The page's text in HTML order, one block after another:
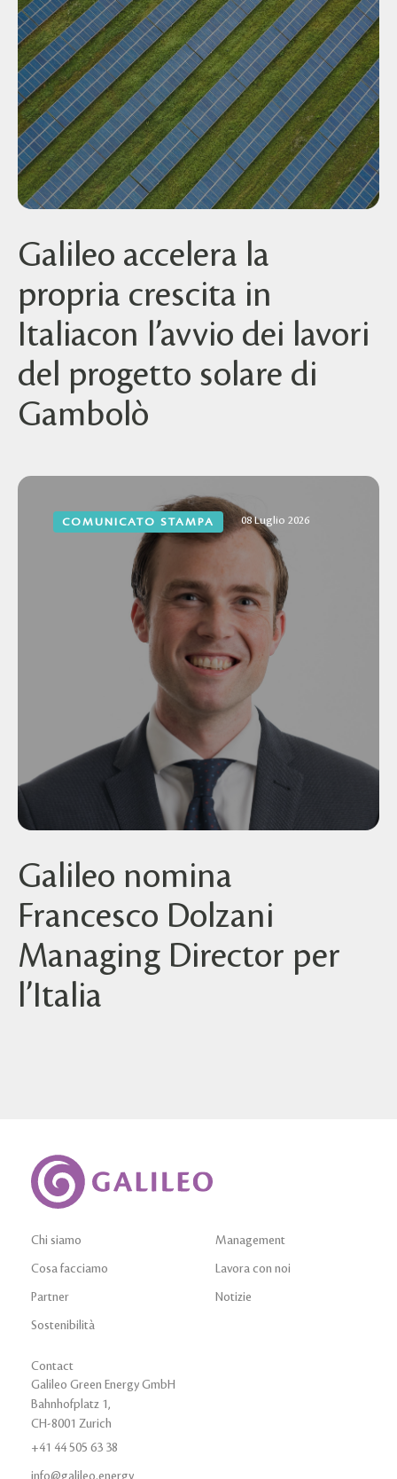
Galileo accelera la
propria crescita in
Italiacon l’avvio dei lavori
del progetto solare di
Gambolò
COMUNICATO STAMPA 08 Luglio 2026
Galileo nomina
Francesco Dolzani
Managing Director per
l’Italia
Chi siamo
Cosa facciamo
Partner
Sostenibilità
Management
Lavora con noi
Notizie
Contact
Galileo Green Energy GmbH
Bahnhofplatz 1,
CH-8001 Zurich
+41 44 505 63 38
info@galileo.energy